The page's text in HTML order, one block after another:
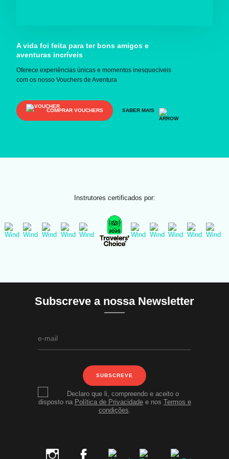
A vida foi feita para ter bons amigos e
aventuras incríveis
Oferece experiências únicas e momentos inesquecíveis
com os nosso Vouchers de Aventura
COMPRAR VOUCHERS SABER MAIS
Instrutores certificados por:
Subscreve a nossa Newsletter
SUBSCREVE
Declaro que li, compreendo e aceito o
disposto na Política de Privacidadee nos Termos e
condições